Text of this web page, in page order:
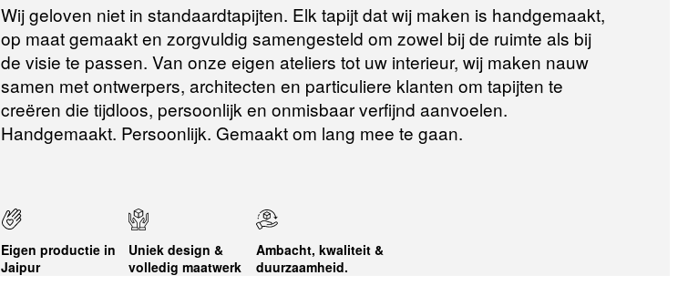
Wij geloven niet in standaardtapijten. Elk tapijt dat wij maken is handgemaakt,
op maat gemaakt en zorgvuldig samengesteld om zowel bij de ruimte als bij
de visie te passen. Van onze eigen ateliers tot uw interieur, wij maken nauw
samen met ontwerpers, architecten en particuliere klanten om tapijten te
creëren die tijdloos, persoonlijk en onmisbaar verfijnd aanvoelen.
Handgemaakt. Persoonlijk. Gemaakt om lang mee te gaan.
Eigen productie in
Jaipur
Uniek design &
volledig maatwerk
Ambacht, kwaliteit &
duurzaamheid.